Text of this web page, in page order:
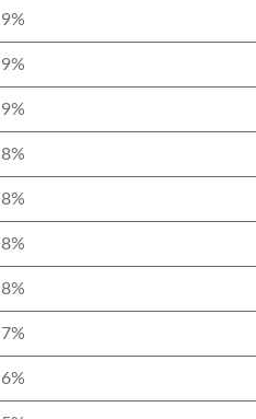
9%
9%
9%
8%
8%
8%
8%
7%
6%